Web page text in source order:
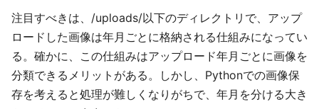
注目すべきは、/uploads/以下のディレクトリで、アップ
ロードした画像は年月ごとに格納される仕組みになってい
る。確かに、この仕組みはアップロード年月ごとに画像を
分類できるメリットがある。しかし、Pythonでの画像保
存を考えると処理が難しくなりがちで、年月を分ける大き